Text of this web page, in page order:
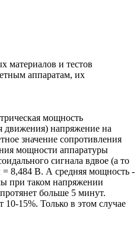
материалов и тестов
аппаратам, их
мощность
движения) напряжение на
значение сопротивления
мощности аппаратуры
сигнала вдвое (а то
= 8,484 В. А средняя мощность -
при таком напряжении
больше 5 минут.
15%. Только в этом случае